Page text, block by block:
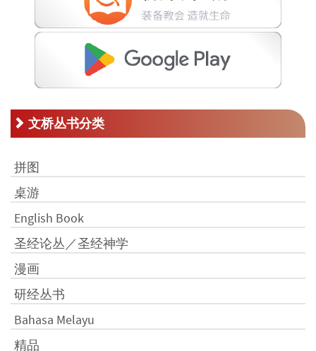
文桥丛书分类
拼图
桌游
English Book
圣经论丛／圣经神学
漫画
研经丛书
Bahasa Melayu
精品